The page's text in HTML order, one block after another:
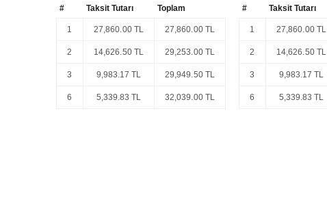
# Taksit Tutarı Toplam
1 27,860.00 TL 27,860.00 TL
2 14,626.50 TL 29,253.00 TL
3 9,983.17 TL 29,949.50 TL
6 5,339.83 TL 32,039.00 TL
# Taksit Tutarı
1 27,860.00 TL
2 14,626.50 TL
3 9,983.17 TL
6 5,339.83 TL